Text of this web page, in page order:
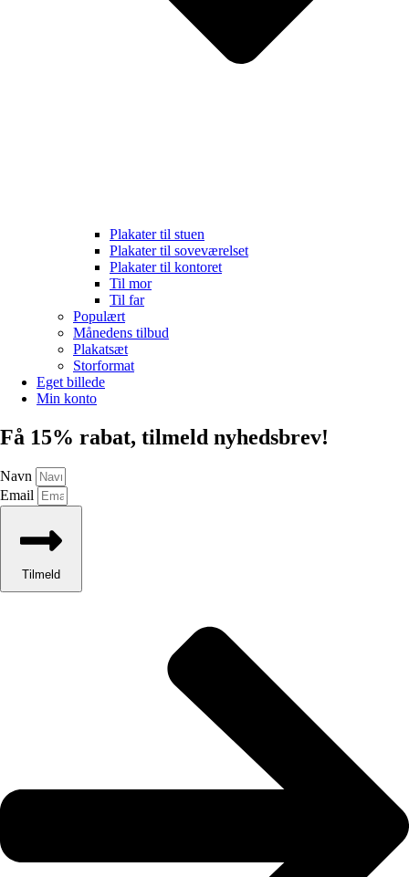
Plakater til stuen
Plakater til soveværelset
Plakater til kontoret
Til mor
Til far
Populært
Månedens tilbud
Plakatsæt
Storformat
Eget billede
Min konto
Få 15% rabat, tilmeld nyhedsbrev!
Navn
Email
Tilmeld